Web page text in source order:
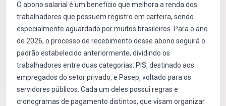
O abono salarial é um benefício que melhora a renda dos
trabalhadores que possuem registro em carteira, sendo
especialmente aguardado por muitos brasileiros. Para o ano
de 2026, o processo de recebimento desse abono seguirá o
padrão estabelecido anteriormente, dividindo os
trabalhadores entre duas categorias: PIS, destinado aos
empregados do setor privado, e Pasep, voltado para os
servidores públicos. Cada um deles possui regras e
cronogramas de pagamento distintos, que visam organizar